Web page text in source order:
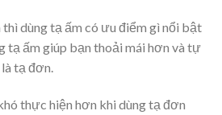
dùng tạ ấm có ưu điểm gì nổi bật
tạ ấm giúp bạn thoải mái hơn và tự
tạ đơn.
thực hiện hơn khi dùng tạ đơn